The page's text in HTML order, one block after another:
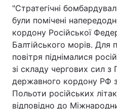
"Стратегічні
були помічені
кордону Російської
Балтійського морів. Для
повітря піднімалися
зі складу чергових сил
державного кордону РФ
Польоти російських
відповідно до